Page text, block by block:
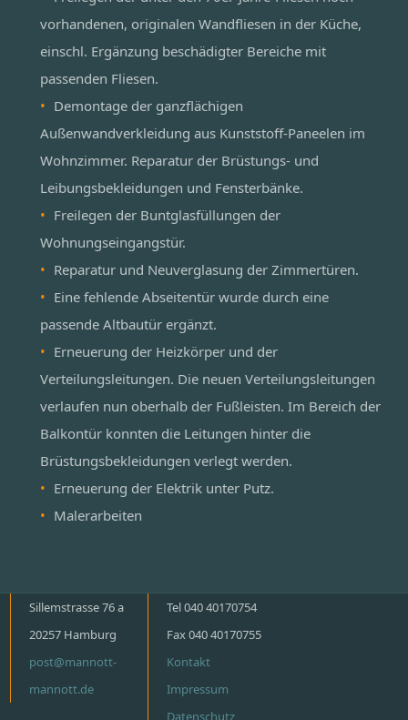
vorhandenen, originalen Wandfliesen in der Küche,
einschl. Ergänzung beschädigter Bereiche mit
passenden Fliesen.
Demontage der ganzflächigen
Außenwandverkleidung aus Kunststoff-Paneelen im
Wohnzimmer. Reparatur der Brüstungs- und
Leibungsbekleidungen und Fensterbänke.
Freilegen der Buntglasfüllungen der
Wohnungseingangstür.
Reparatur und Neuverglasung der Zimmertüren.
Eine fehlende Abseitentür wurde durch eine
passende Altbautür ergänzt.
Erneuerung der Heizkörper und der
Verteilungsleitungen. Die neuen Verteilungsleitungen
verlaufen nun oberhalb der Fußleisten. Im Bereich der
Balkontür konnten die Leitungen hinter die
Brüstungsbekleidungen verlegt werden.
Erneuerung der Elektrik unter Putz.
Malerarbeiten
Sillemstrasse 76 a
20257 Hamburg
post@mannott-
mannott.de
Tel 040 40170754
Fax 040 40170755
Kontakt
Impressum
Datenschutz